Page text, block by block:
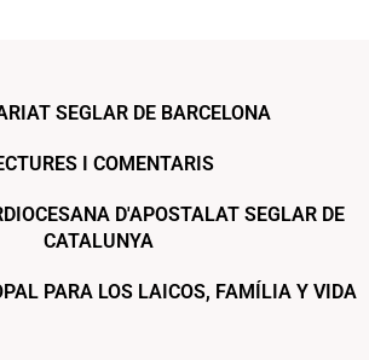
SEGLAR DE BARCELONA
I COMENTARIS
D'APOSTALAT SEGLAR DE
CATALUNYA
PARA LOS LAICOS, FAMÍLIA Y VIDA